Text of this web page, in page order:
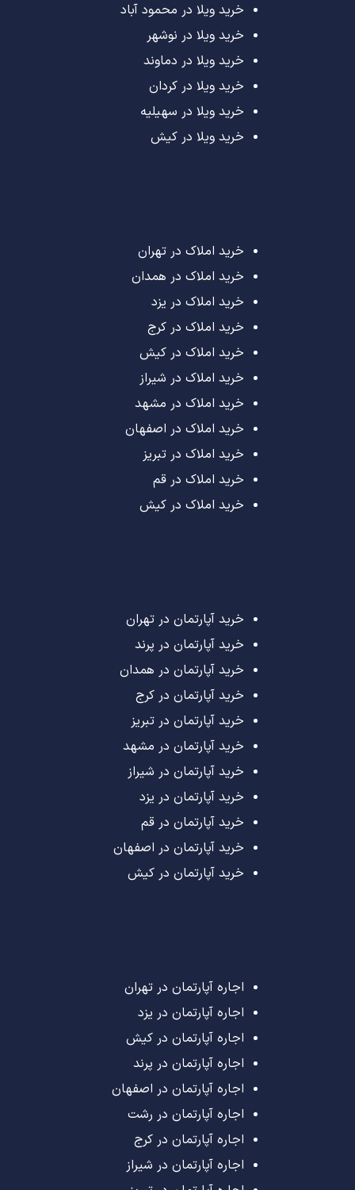
خرید ویلا در محمود آباد
خرید ویلا در نوشهر
خرید ویلا در دماوند
خرید ویلا در کردان
خرید ویلا در سهیلیه
خرید ویلا در کیش
خرید املاک در تهران
خرید املاک در همدان
خرید املاک در یزد
خرید املاک در کرج
خرید املاک در کیش
خرید املاک در شیراز
خرید املاک در مشهد
خرید املاک در اصفهان
خرید املاک در تبریز
خرید املاک در قم
خرید املاک در کیش
خرید آپارتمان در تهران
خرید آپارتمان در پرند
خرید آپارتمان در همدان
خرید آپارتمان در کرج
خرید آپارتمان در تبریز
خرید آپارتمان در مشهد
خرید آپارتمان در شیراز
خرید آپارتمان در یزد
خرید آپارتمان در قم
خرید آپارتمان در اصفهان
خرید آپارتمان در کیش
اجاره آپارتمان در تهران
اجاره آپارتمان در یزد
اجاره آپارتمان در کیش
اجاره آپارتمان در پرند
اجاره آپارتمان در اصفهان
اجاره آپارتمان در رشت
اجاره آپارتمان در کرج
اجاره آپارتمان در شیراز